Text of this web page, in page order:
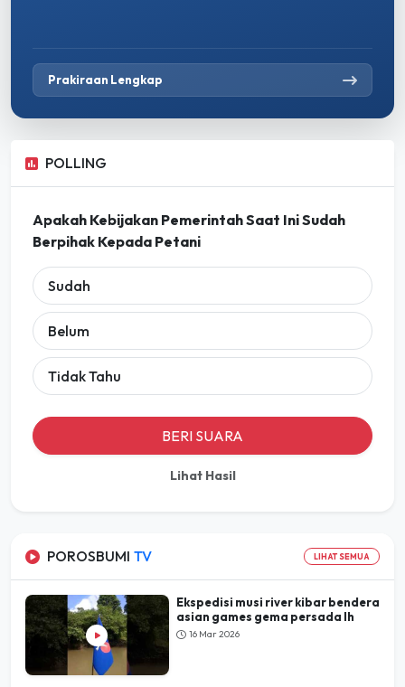
Prakiraan Lengkap
POLLING
Apakah Kebijakan Pemerintah Saat Ini Sudah
Berpihak Kepada Petani
Sudah
Belum
Tidak Tahu
BERI SUARA
Lihat Hasil
POROSBUMI TV LIHAT SEMUA
Ekspedisi musi river kibar bendera
asian games gema persada lh
16 Mar 2026